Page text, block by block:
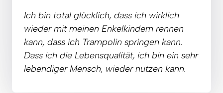
Ich bin total glücklich, dass ich
wieder mit meinen Enkelkindern
kann, dass ich Trampolin springen
Dass ich die Lebensqualität, ich bin ein
sehr
lebendiger Mensch, wieder nutzen kann.